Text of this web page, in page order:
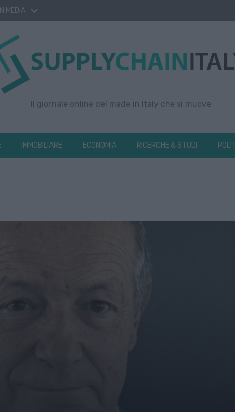
MEDIA
Il giornale online del made in Italy che si muove
IMMOBILIARE ECONOMIA RICERCHE & STUDI